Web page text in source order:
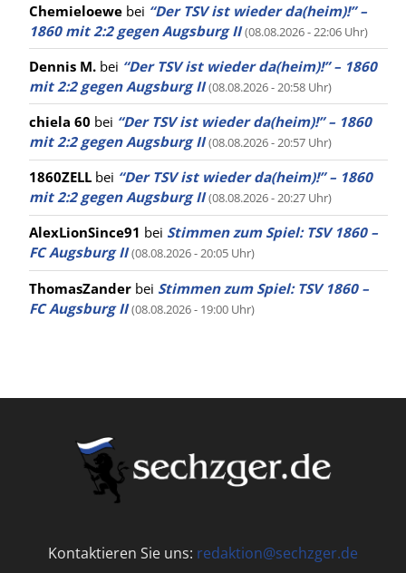
Chemieloewe bei “Der TSV ist wieder da(heim)!” –
1860 mit 2:2 gegen Augsburg II (08.08.2026 - 22:06 Uhr)
Dennis M. bei “Der TSV ist wieder da(heim)!” – 1860
mit 2:2 gegen Augsburg II (08.08.2026 - 20:58 Uhr)
chiela 60 bei “Der TSV ist wieder da(heim)!” – 1860
mit 2:2 gegen Augsburg II (08.08.2026 - 20:57 Uhr)
1860ZELL bei “Der TSV ist wieder da(heim)!” – 1860
mit 2:2 gegen Augsburg II (08.08.2026 - 20:27 Uhr)
AlexLionSince91 bei Stimmen zum Spiel: TSV 1860 –
FC Augsburg II (08.08.2026 - 20:05 Uhr)
ThomasZander bei Stimmen zum Spiel: TSV 1860 –
FC Augsburg II (08.08.2026 - 19:00 Uhr)
Kontaktieren Sie uns: redaktion@sechzger.de